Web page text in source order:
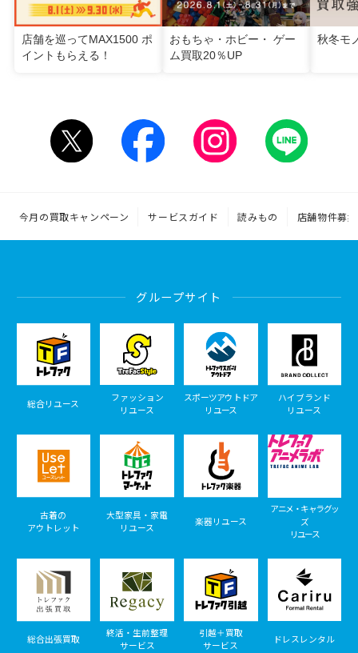
店舗を巡ってMAX1500 ポ
イントもらえる！
おもちゃ・ホビー・ ゲー
ム買取20％UP
秋冬モ
今月の買取キャンペーン サービスガイド 読みもの 店舗物件募集
グループサイト
総合リユース
ファッション
リユース
スポーツアウトドア
リユース
ハイブランド
リユース
古着の
アウトレット
大型家具・家電
リユース
楽器リユース
アニメ・キャラグッ
ズ
リユース
総合出張買取
終活・生前整理
サービス
引越＋買取
サービス
ドレスレンタル